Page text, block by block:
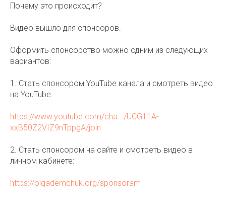
Почему это происходит?
Видео вышло для спонсоров.
Оформить спонсорство можно одним из следующих
вариантов:
1. Стать спонсором YouTube канала и смотреть видео
на YouTube:
https://www.youtube.com/cha.../UCG11A-
xxB50Z2VIZ9nTppgA/join
2. Стать спонсором на сайте и смотреть видео в
личном кабинете:
https://olgademchuk.org/sponsoram